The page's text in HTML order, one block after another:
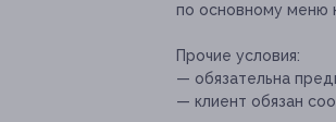
по основному меню
Прочие условия:
— обязательна
— клиент обязан